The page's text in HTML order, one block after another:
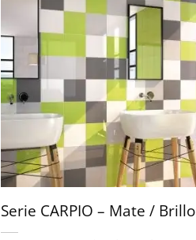
Serie CARPIO – Mate / Brillo